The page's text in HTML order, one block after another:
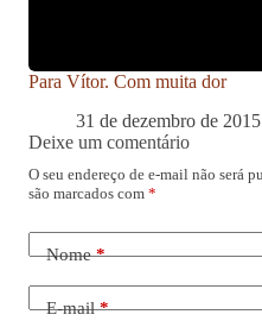
Para Vítor. Com muita dor
31 de dezembro de 2015
Deixe um comentário
O seu endereço de e-mail não será
são marcados com *
Nome*
E-mail*